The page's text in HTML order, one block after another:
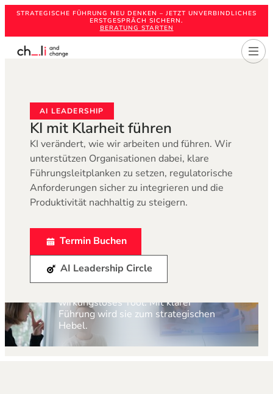
STRATEGISCHE FÜHRUNG NEU DENKEN – JETZT UNVERBINDLICHES
ERSTGESPRÄCH SICHERN.
BERATUNG STARTEN
AI LEADERSHIP
KI mit Klarheit führen
KI verändert, wie wir arbeiten und führen. Wir
unterstützen Organisationen dabei, klare
Führungsleitplanken zu setzen, regulatorische
Anforderungen sicher zu integrieren und die
Produktivität nachhaltig zu steigern.
Termin Buchen
mit uns trinken
AI Leadership Circle
wirkungsloses Tool. Mit klarer
Führung wird sie zum strategischen
Hebel.